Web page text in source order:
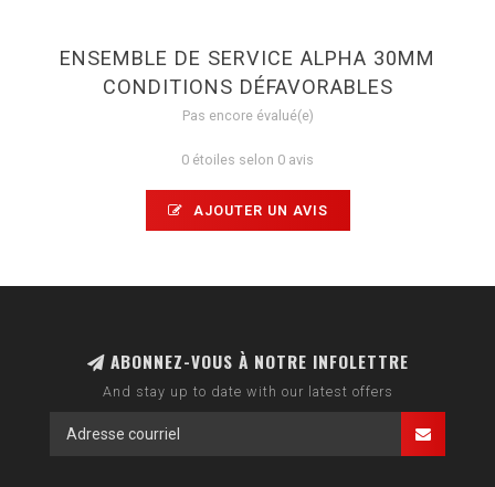
ENSEMBLE DE SERVICE ALPHA 30MM
CONDITIONS DÉFAVORABLES
Pas encore évalué(e)
0 étoiles selon 0 avis
AJOUTER UN AVIS
ABONNEZ-VOUS À NOTRE INFOLETTRE
And stay up to date with our latest offers